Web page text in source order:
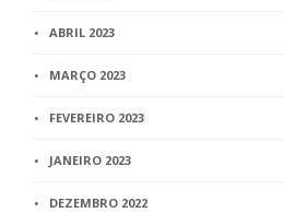
ABRIL 2023
MARÇO 2023
FEVEREIRO 2023
JANEIRO 2023
DEZEMBRO 2022